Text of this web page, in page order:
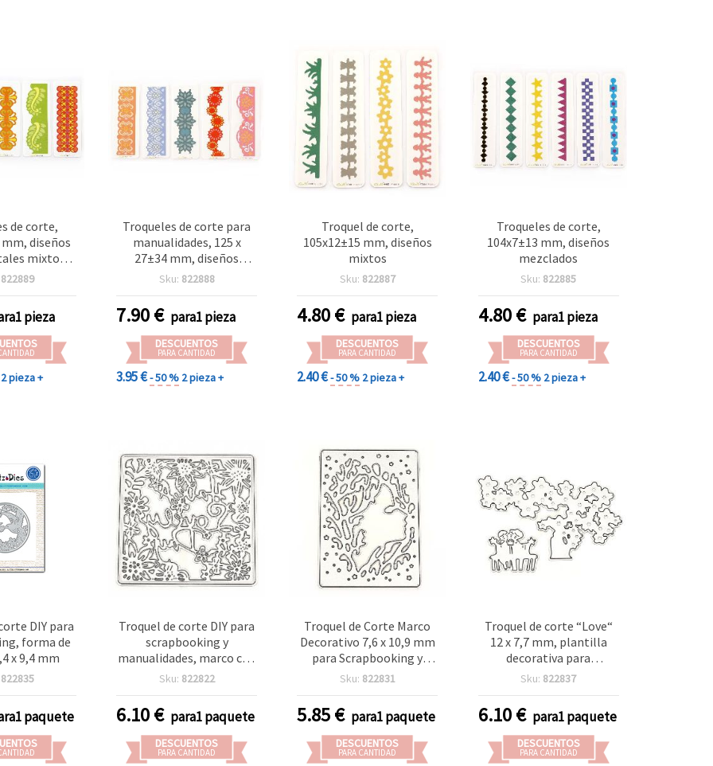
de corte,
diseños
mixtos
y
822889
pieza
2 pieza +
Troqueles de corte para
manualidades, 125 x
27±34 mm, diseños
florales mezclados
Sku: 822888
7.90€ para1 pieza
DESCUENTOS
PARA CANTIDAD
3.95 €- 50 % 2 pieza +
Troquel de corte,
105x12±15 mm, diseños
mixtos
Sku: 822887
4.80€ para1 pieza
DESCUENTOS
PARA CANTIDAD
2.40 €- 50 % 2 pieza +
Troqueles de corte,
104x7±13 mm, diseños
mezclados
Sku: 822885
4.80€ para1 pieza
DESCUENTOS
PARA CANTIDAD
2.40 €- 50 % 2 pieza +
DIY para
forma de
x 9,4 mm
822835
paquete
Troquel de corte DIY para
scrapbooking y
manualidades, marco con
inscripción, 8 x 8,8 mm
Sku: 822822
6.10€ para1 paquete
DESCUENTOS
PARA CANTIDAD
Troquel de Corte Marco
Decorativo 7,6 x 10,9 mm
para Scrapbooking y
Manualidades
Sku: 822831
5.85€ para1 paquete
DESCUENTOS
PARA CANTIDAD
Troquel de corte “Love“
12 x 7,7 mm, plantilla
decorativa para
embossing para
manualidades
Sku: 822837
6.10€ para1 paquete
DESCUENTOS
PARA CANTIDAD